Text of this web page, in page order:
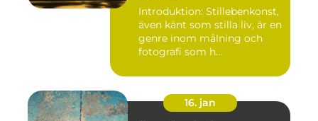
Introduktion: Stillebenkonst,
även känt som stilla liv, är en
genre inom målning och
fotografi som h...
16. jan